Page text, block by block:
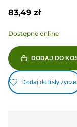
83,49 zł
Dostępne online
DODAJ DO
Dodaj do listy